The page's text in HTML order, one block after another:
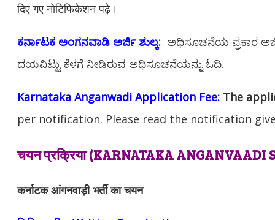
दिए गए नोटिफिकेशन पढ़े।
ಕರ್ನಾಟಕ ಅಂಗನವಾಡಿ ಅರ್ಜಿ ಶುಲ್ಕ: ಅಧಿಸೂಚನೆಯ ಪ್ರಕಾರ
ದಯವಿಟ್ಟು ಕೆಳಗೆ ನೀಡಿರುವ ಅಧಿಸೂಚನೆಯನ್ನು ಓದಿ.
Karnataka Anganwadi Application Fee: The
per notification. Please read the notification
चयन प्रक्रिया (KARNATAKA ANGANVAADI
कर्नाटक आंगनवाड़ी भर्ती का चयन